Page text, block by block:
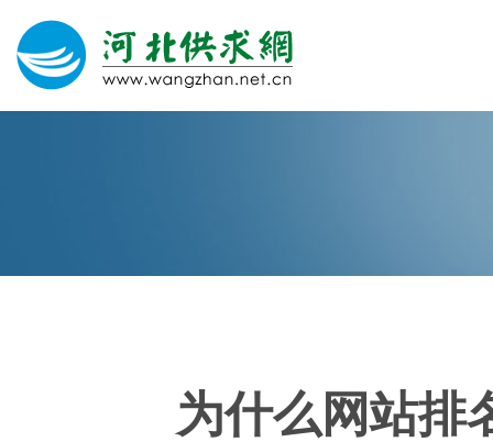
为什么网站排